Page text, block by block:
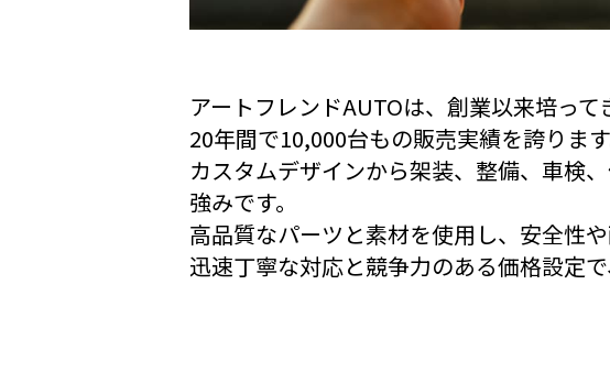
アートフレンドAUTOは、創業以来培っ
20年間で10,000台もの販売実績を誇ります
カスタムデザインから架装、整備、車検
強みです。
高品質なパーツと素材を使用し、安全性
迅速丁寧な対応と競争力のある価格設定